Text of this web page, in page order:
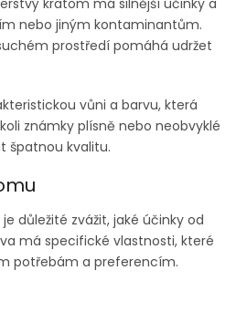
nebo jiným kontaminantům.
prostředí pomáhá udržet
vůni a barvu, která
známky plísně nebo neobvyklé
špatnou kvalitu.
důležité zvážit, jaké účinky od
má specifické vlastnosti, které
potřebám a preferencím.